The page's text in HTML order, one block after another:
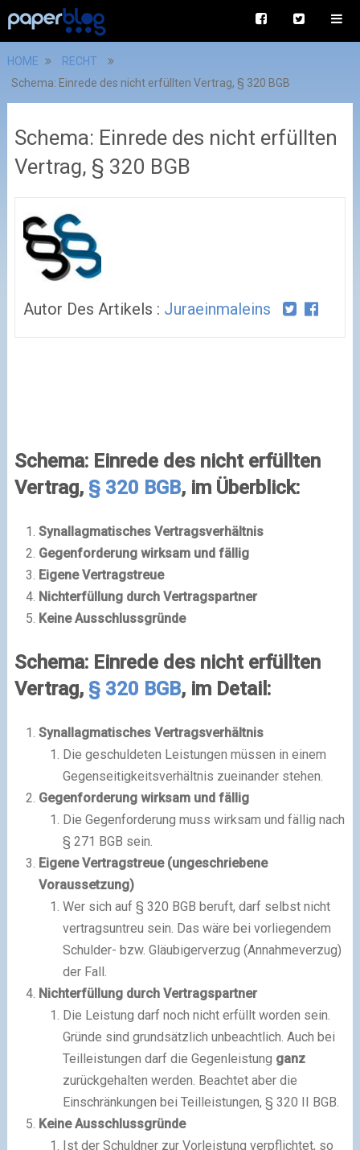
HOME
RECHT
Schema: Einrede des nicht erfüllten Vertrag, § 320 BGB
Schema: Einrede des nicht erfüllten
Vertrag, § 320 BGB
Autor Des Artikels : Juraeinmaleins
Schema: Einrede des nicht erfüllten
Vertrag, § 320 BGB, im Überblick:
Synallagmatisches Vertragsverhältnis
Gegenforderung wirksam und fällig
Eigene Vertragstreue
Nichterfüllung durch Vertragspartner
Keine Ausschlussgründe
Schema: Einrede des nicht erfüllten
Vertrag, § 320 BGB, im Detail:
Synallagmatisches Vertragsverhältnis
Die geschuldeten Leistungen müssen in einem
Gegenseitigkeitsverhältnis zueinander stehen.
Gegenforderung wirksam und fällig
Die Gegenforderung muss wirksam und fällig nach
§ 271 BGB sein.
Eigene Vertragstreue (ungeschriebene
Voraussetzung)
Wer sich auf § 320 BGB beruft, darf selbst nicht
vertragsuntreu sein. Das wäre bei vorliegendem
Schulder- bzw. Gläubigerverzug (Annahmeverzug)
der Fall.
Nichterfüllung durch Vertragspartner
Die Leistung darf noch nicht erfüllt worden sein.
Gründe sind grundsätzlich unbeachtlich. Auch bei
Teilleistungen darf die Gegenleistung ganz
zurückgehalten werden. Beachtet aber die
Einschränkungen bei Teilleistungen, § 320 II BGB.
Keine Ausschlussgründe
Ist der Schuldner zur Vorleistung verpflichtet, so